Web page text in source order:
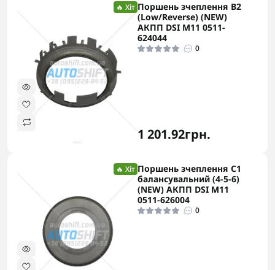
🔥 Хіт Поршень зчеплення B2
(Low/Reverse) (NEW)
АКПП DSI M11 0511-
624044
0
1 201.92грн.
🔥 Хіт Поршень зчеплення C1
балансувальний (4-5-6)
(NEW) АКПП DSI M11
0511-626004
0